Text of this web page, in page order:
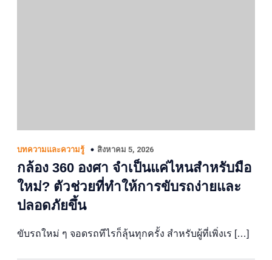
บทความและความรู้ สิงหาคม 5, 2026
กล้อง 360 องศา จำเป็นแค่ไหนสำหรับมือ
ใหม่? ตัวช่วยที่ทำให้การขับรถง่ายและ
ปลอดภัยขึ้น
ขับรถใหม่ ๆ จอดรถทีไรก็ลุ้นทุกครั้ง สำหรับผู้ที่เพิ่งเร […]